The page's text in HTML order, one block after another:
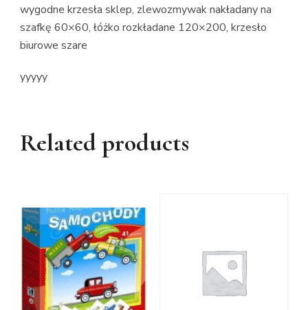
wygodne krzesła sklep, zlewozmywak nakładany na
szafkę 60×60, łóżko rozkładane 120×200, krzesło
biurowe szare
yyyyy
Related products